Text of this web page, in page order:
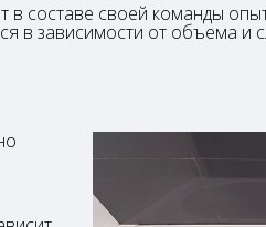
в составе своей команды
в зависимости от объема и